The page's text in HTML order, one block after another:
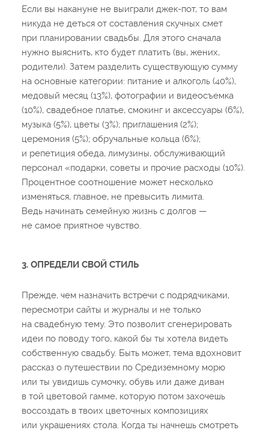
Если вы накануне не выиграли джек-пот, то вам
никуда не деться от составления скучных смет
при планировании свадьбы. Для этого сначала
нужно выяснить, кто будет платить (вы, жених,
родители). Затем разделить существующую сумму
на основные категории: питание и алкоголь (40%),
медовый месяц (13%), фотографии и видеосъемка
(10%), свадебное платье, смокинг и аксессуары (6%),
музыка (5%), цветы (3%); приглашения (2%);
церемония (5%); обручальные кольца (6%);
и репетиция обеда, лимузины, обслуживающий
персонал «подарки, советы и прочие расходы (10%).
Процентное соотношение может несколько
изменяться, главное, не превысить лимита.
Ведь начинать семейную жизнь с долгов —
не самое приятное чувство.
3. ОПРЕДЕЛИ СВОЙ СТИЛЬ
Прежде, чем назначить встречи с подрядчиками,
пересмотри сайты и журналы и не только
на свадебную тему. Это позволит сгенерировать
идеи по поводу того, какой бы ты хотела видеть
собственную свадьбу. Быть может, тема вдохновит
рассказ о путешествии по Средиземному морю
или ты увидишь сумочку, обувь или даже диван
в той цветовой гамме, которую потом захочешь
воссоздать в твоих цветочных композициях
или украшениях стола. Когда ты начнешь смотреть